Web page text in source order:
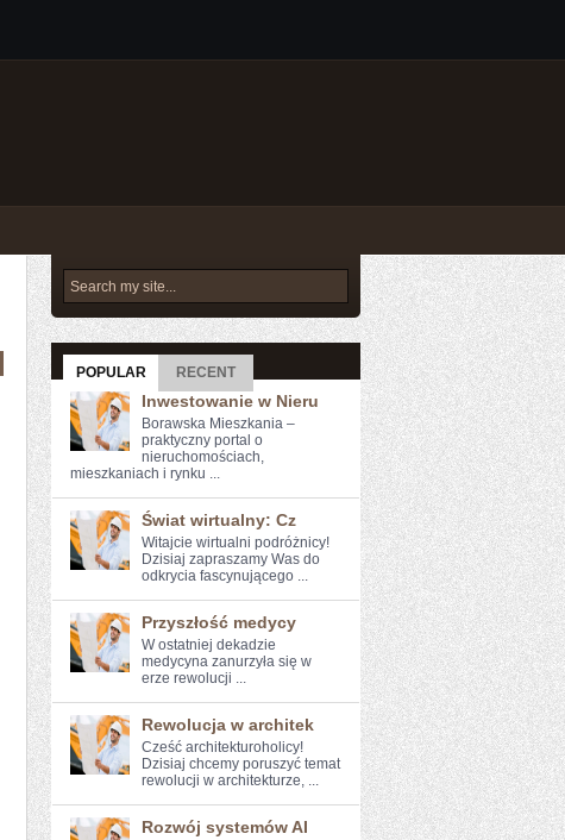
POPULAR RECENT
Inwestowanie w Nieru
Borawska Mieszkania –
praktyczny portal o
nieruchomościach,
mieszkaniach i rynku ...
Świat wirtualny: Cz
Witajcie wirtualni podróżnicy!
Dzisiaj zapraszamy Was do
odkrycia fascynującego ...
Przyszłość medycy
W‌ ostatniej⁣ dekadzie⁤
medycyna zanurzyła się w⁣
erze rewolucji ...
Rewolucja w architek
Cześć architekturoholicy!
Dzisiaj chcemy poruszyć temat
rewolucji⁤ w architekturze, ...
Rozwój systemów AI